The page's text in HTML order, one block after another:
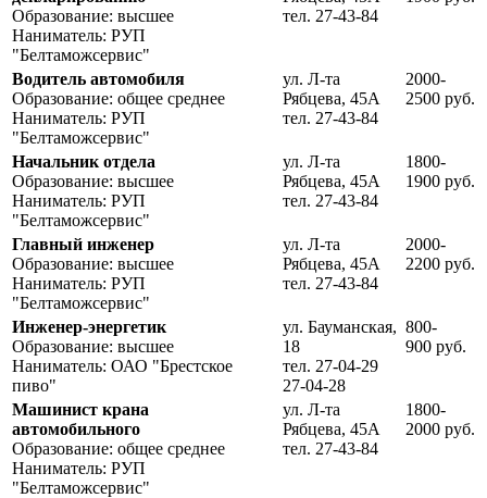
Образование: высшее
Наниматель: РУП
"Белтаможсервис"
тел. 27-43-84
Водитель автомобиля
Образование: общее среднее
Наниматель: РУП
"Белтаможсервис"
ул. Л-та
Рябцева, 45А
тел. 27-43-84
2000-
2500 руб.
Начальник отдела
Образование: высшее
Наниматель: РУП
"Белтаможсервис"
ул. Л-та
Рябцева, 45А
тел. 27-43-84
1800-
1900 руб.
Главный инженер
Образование: высшее
Наниматель: РУП
"Белтаможсервис"
ул. Л-та
Рябцева, 45А
тел. 27-43-84
2000-
2200 руб.
Инженер-энергетик
Образование: высшее
Наниматель: ОАО "Брестское
пиво"
ул. Бауманская,
18
тел. 27-04-29
27-04-28
800-
900 руб.
Машинист крана
автомобильного
Образование: общее среднее
Наниматель: РУП
"Белтаможсервис"
ул. Л-та
Рябцева, 45А
тел. 27-43-84
1800-
2000 руб.